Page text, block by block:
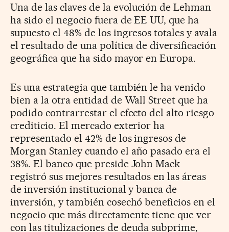
Una de las claves de la evolución de Lehman
ha sido el negocio fuera de EE UU, que ha
supuesto el 48% de los ingresos totales y avala
el resultado de una política de diversificación
geográfica que ha sido mayor en Europa.
Es una estrategia que también le ha venido
bien a la otra entidad de Wall Street que ha
podido contrarrestar el efecto del alto riesgo
crediticio. El mercado exterior ha
representado el 42% de los ingresos de
Morgan Stanley cuando el año pasado era el
38%. El banco que preside John Mack
registró sus mejores resultados en las áreas
de inversión institucional y banca de
inversión, y también cosechó beneficios en el
negocio que más directamente tiene que ver
con las titulizaciones de deuda subprime,